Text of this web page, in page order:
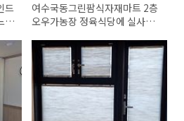
드
낌
여수국동그린팜식자재마트 2층
오우가농장 정육식당에 실사롤
스크린 설치(여수블라인드)